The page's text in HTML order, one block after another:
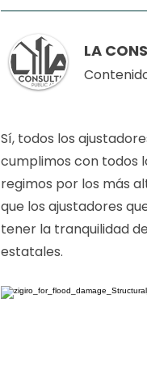
LA
Sí, todos los
cumplimos con todos
regimos por los más
que los ajustadores
tener la tranquilidad
estatales.